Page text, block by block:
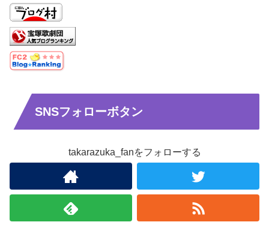
SNSフォローボタン
takarazuka_fanをフォローする